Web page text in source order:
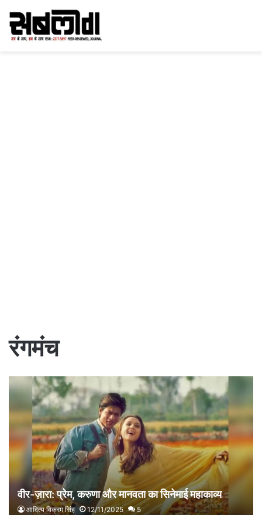
रंगमंच
वीर-ज़ारा: प्रेम, करुणा और मानवता का सिनेमाई महाकाव्य
आदित्य विक्रम सिंह 12/11/2025 5